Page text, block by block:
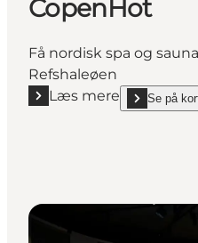
CopenHot
Få nordisk spa og
Refshaleøen
Læs mere
Læs mere "CopenHot"
Se på
show